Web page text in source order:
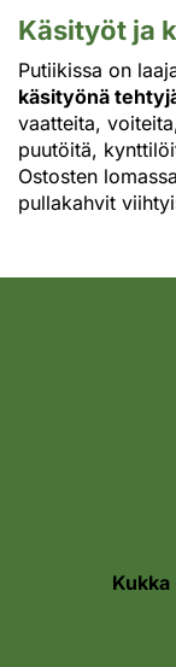
Käsityöt ja
Putiikissa on
käsityönä
vaatteita,
puutöitä,
Ostosten
pullakahvit